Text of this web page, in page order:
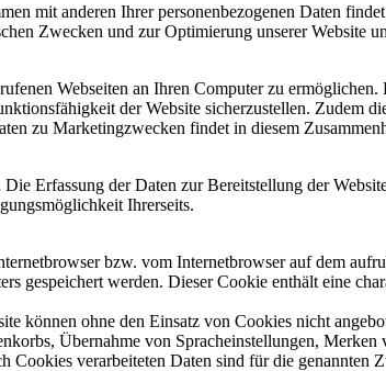
mit anderen Ihrer personenbezogenen Daten
Zwecken und zur Optimierung unserer Website
Webseiten an Ihren Computer zu
der Website sicherzustellen. Zudem
zu Marketingzwecken findet in diesem
Erfassung der Daten zur Bereitstellung der
Ihrerseits.
bzw. vom Internetbrowser auf dem
gespeichert werden. Dieser Cookie enthält eine
können ohne den Einsatz von Cookies nicht
Übernahme von Spracheinstellungen,
verarbeiteten Daten sind für die genannten